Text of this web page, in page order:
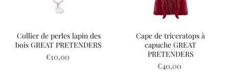
Collier de perles lapin des
bois GREAT PRETENDERS
€10,00
Cape de triceratops à
capuche GREAT
PRETENDERS
€40,00